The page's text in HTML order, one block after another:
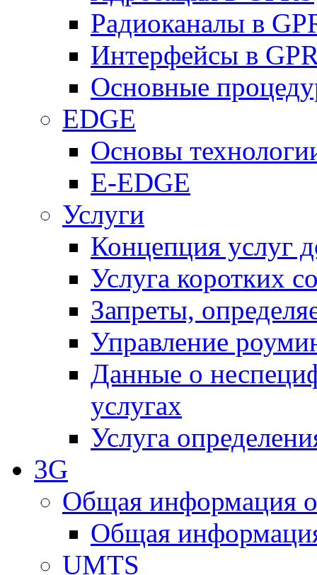
Радиоканалы в
Интерфейсы в
Основные
EDGE
Основы
E-EDGE
Услуги
Концепция услуг
Услуга коротких
Запреты,
Управление
Данные о
услугах
Услуга
3G
Общая информация
Общая
UMTS